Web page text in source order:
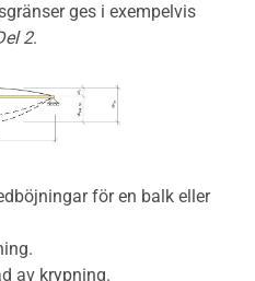
ges i exempelvis
2.
för en balk eller
av krypning.